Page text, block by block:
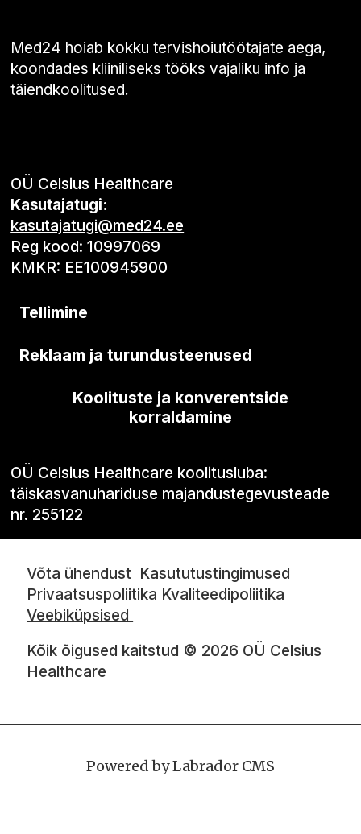
Med24 hoiab kokku tervishoiutöötajate aega,
koondades kliiniliseks tööks vajaliku info ja
täiendkoolitused.
OÜ Celsius Healthcare
Kasutajatugi:
kasutajatugi@med24.ee
Reg kood: 10997069
KMKR: EE100945900
Tellimine
Reklaam ja turundusteenused
Koolituste ja konverentside
korraldamine
OÜ Celsius Healthcare koolitusluba:
täiskasvanuhariduse majandustegevusteade
nr. 255122
Võta ühendust Kasututustingimused
Privaatsuspoliitika Kvaliteedipoliitika
Veebiküpsised
Kõik õigused kaitstud © 2026 OÜ Celsius
Healthcare
Powered by Labrador CMS